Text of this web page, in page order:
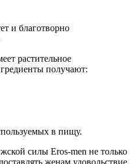
и благотворно
растительное
получают:
в пищу.
силы Eros-men не только
женам удовольствие,